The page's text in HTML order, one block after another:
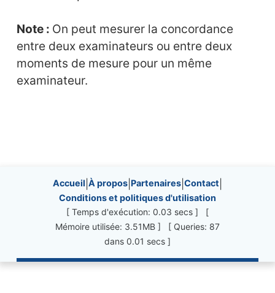
Note : On peut mesurer la concordance
entre deux examinateurs ou entre deux
moments de mesure pour un même
examinateur.
Site information, links, etc.
Accueil À propos Partenaires Contact
Conditions et politiques d'utilisation
[ Temps d'exécution: 0.03 secs ] [
Mémoire utilisée: 3.51MB ] [ Queries: 87
dans 0.01 secs ]